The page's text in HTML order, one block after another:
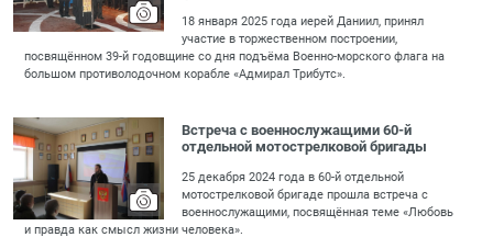
18 января 2025 года иерей Даниил, принял
участие в торжественном построении,
посвящённом 39-й годовщине со дня подъёма Военно-морского флага на
большом противолодочном корабле «Адмирал Трибутс».
Встреча с военнослужащими 60-й
отдельной мотострелковой бригады
25 декабря 2024 года в 60-й отдельной
мотострелковой бригаде прошла встреча с
военнослужащими, посвящённая теме «Любовь
и правда как смысл жизни человека».